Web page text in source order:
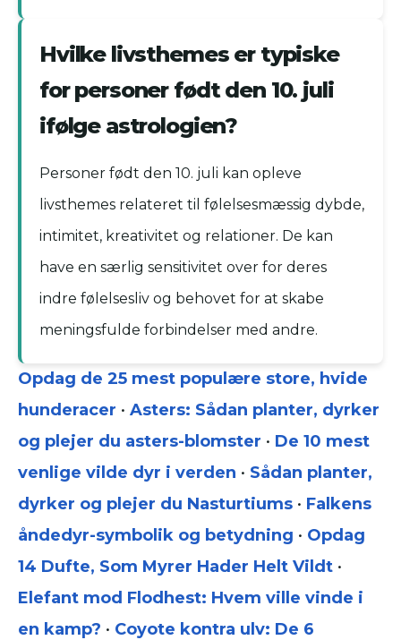
Hvilke livsthemes er typiske
for personer født den 10. juli
ifølge astrologien?
Personer født den 10. juli kan opleve
livsthemes relateret til følelsesmæssig dybde,
intimitet, kreativitet og relationer. De kan
have en særlig sensitivitet over for deres
indre følelsesliv og behovet for at skabe
meningsfulde forbindelser med andre.
Opdag de 25 mest populære store, hvide
hunderacer • Asters: Sådan planter, dyrker
og plejer du asters-blomster • De 10 mest
venlige vilde dyr i verden • Sådan planter,
dyrker og plejer du Nasturtiums • Falkens
åndedyr-symbolik og betydning • Opdag
14 Dufte, Som Myrer Hader Helt Vildt •
Elefant mod Flodhest: Hvem ville vinde i
en kamp? • Coyote kontra ulv: De 6